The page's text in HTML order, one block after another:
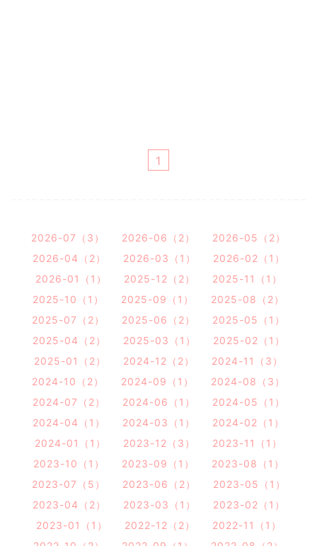
1
2026-07（3） 2026-06（2）
2026-05（2）
2026-04（2）
2026-03（1）
2026-02（1）
2026-01（1）
2025-12（2）
2025-11（1）
2025-10（1）
2025-09（1）
2025-08（2）
2025-07（2）
2025-06（2）
2025-05（1）
2025-04（2）
2025-03（1）
2025-02（1）
2025-01（2）
2024-12（2）
2024-11（3）
2024-10（2）
2024-09（1）
2024-08（3）
2024-07（2）
2024-06（1）
2024-05（1）
2024-04（1）
2024-03（1）
2024-02（1）
2024-01（1）
2023-12（3）
2023-11（1）
2023-10（1）
2023-09（1）
2023-08（1）
2023-07（5）
2023-06（2）
2023-05（1）
2023-04（2）
2023-03（1）
2023-02（1）
2023-01（1）
2022-12（2）
2022-11（1）